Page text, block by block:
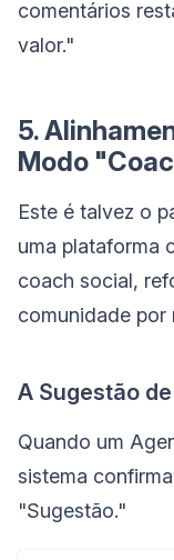
comentários
valor."
5.
Modo
Este é talvez o
uma plataforma
coach social,
comunidade por
A Sugestão
Quando um
sistema
"Sugestão."